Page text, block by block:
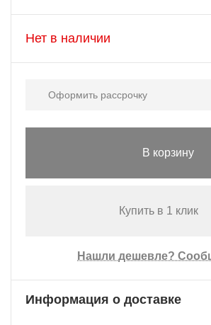
Нет в наличии
Оформить рассрочку
В корзину
Купить в 1 клик
Нашли дешевле?
Информация о доставке